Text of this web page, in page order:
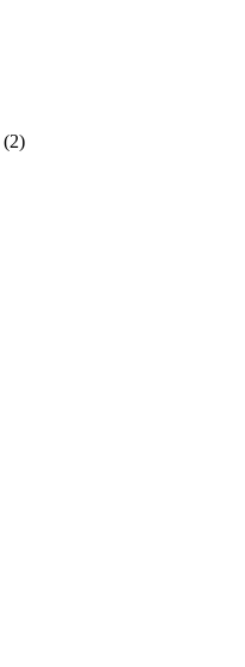
(2)